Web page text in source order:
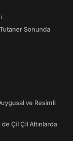
Sonunda
ve Resimli
Çil Çil Altınlarda